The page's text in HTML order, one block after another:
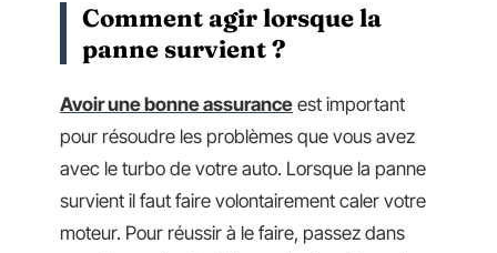
Comment agir lorsque la
panne survient ?
Avoir une bonne assurance est important
pour résoudre les problèmes que vous avez
avec le turbo de votre auto. Lorsque la panne
survient il faut faire volontairement caler votre
moteur. Pour réussir à le faire, passez dans